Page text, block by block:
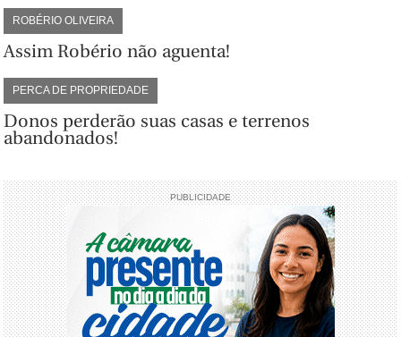
ROBÉRIO OLIVEIRA
Assim Robério não aguenta!
PERCA DE PROPRIEDADE
Donos perderão suas casas e terrenos
abandonados!
PUBLICIDADE